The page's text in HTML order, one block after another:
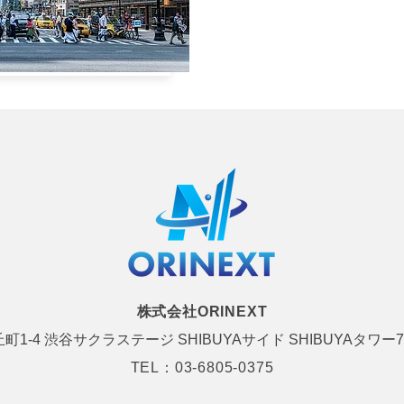
株式会社ORINEXT
町1-4 渋谷サクラステージ SHIBUYAサイド SHIBUYAタワー
TEL： 03-6805-0375